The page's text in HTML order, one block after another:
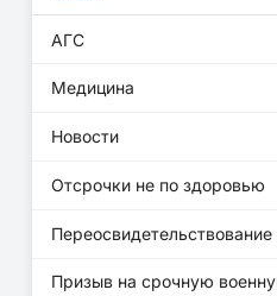
АГС
Медицина
Новости
Отсрочки не по здоровью
Призыв на срочную